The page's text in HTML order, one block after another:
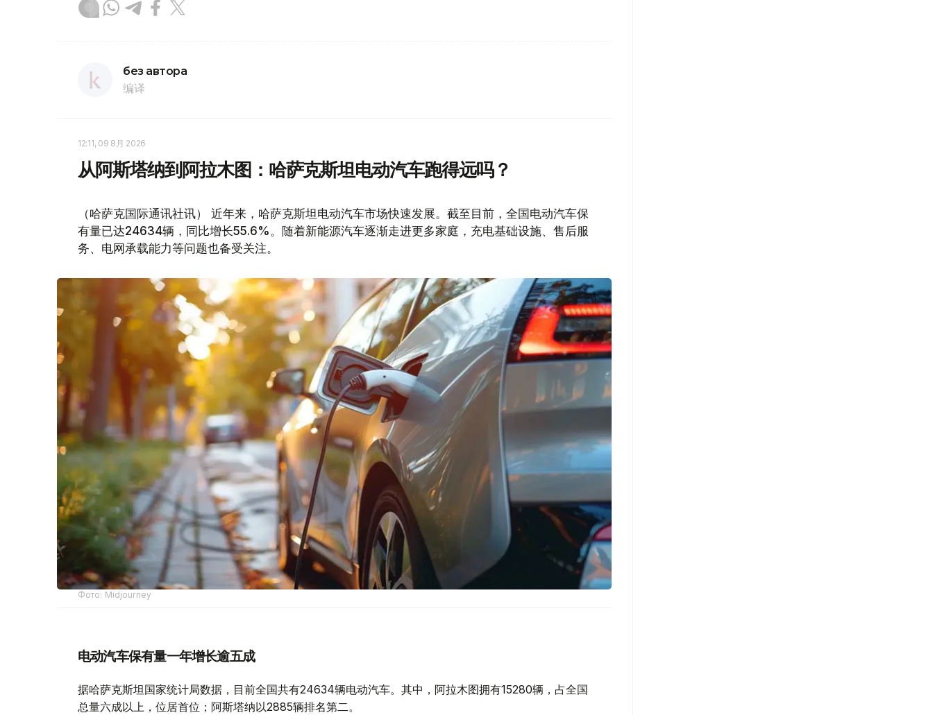
без автора
编译
12:11, 09 8月 2026
从阿斯塔纳到阿拉木图：哈萨克斯坦电动汽车跑得远吗？
（哈萨克国际通讯社讯） 近年来，哈萨克斯坦电动汽车市场快速发展。截至目前，全国电动汽车保
有量已达24634辆，同比增长55.6%。随着新能源汽车逐渐走进更多家庭，充电基础设施、售后服
务、电网承载能力等问题也备受关注。
Фото: Midjourney
电动汽车保有量一年增长逾五成
据哈萨克斯坦国家统计局数据，目前全国共有24634辆电动汽车。其中，阿拉木图拥有15280辆，占全国
总量六成以上，位居首位；阿斯塔纳以2885辆排名第二。